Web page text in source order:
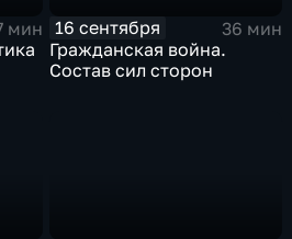
мин
16 сентября
36 мин
Гражданская война.
Состав сил сторон